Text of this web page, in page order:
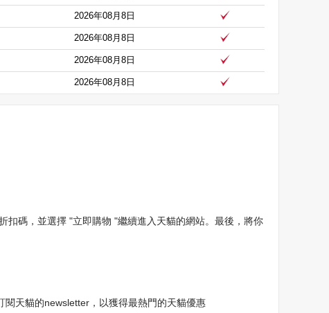
2026年08月8日
2026年08月8日
2026年08月8日
2026年08月8日
扣碼，並選擇 "立即購物 "繼續進入天貓的網站。最後，將你
天貓的newsletter，以獲得最熱門的天貓優惠